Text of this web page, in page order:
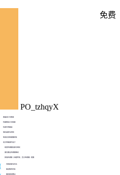
PO_tzhqyX
免费